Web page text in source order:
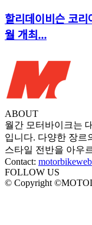
할리데이비슨 코리
월 개최...
ABOUT
월간 모터바이크는
입니다. 다양한 장르
스타일 전반을 아우
Contact:
FOLLOW US
© Copyright